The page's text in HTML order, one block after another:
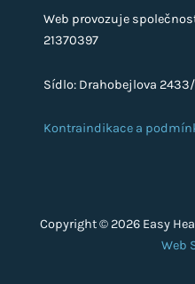
Web provozuje
21370397
Sídlo: Drahobejlova 2433/
Kontraindikace a
Copyright © 2026 Easy
Web